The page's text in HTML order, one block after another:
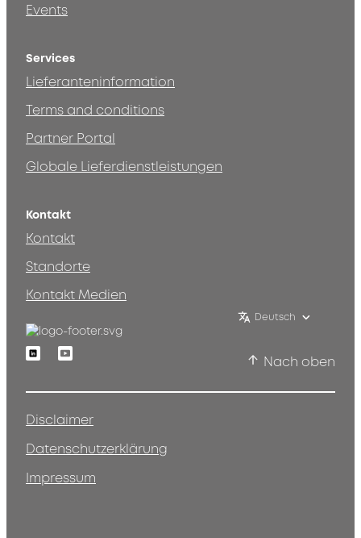
Events
Services
Lieferanteninformation
Terms and conditions
Partner Portal
Globale Lieferdienstleistungen
Kontakt
Kontakt
Standorte
Kontakt Medien
Deutsch
LinkedinYoutube
Nach oben
Disclaimer
Datenschutzerklärung
Impressum